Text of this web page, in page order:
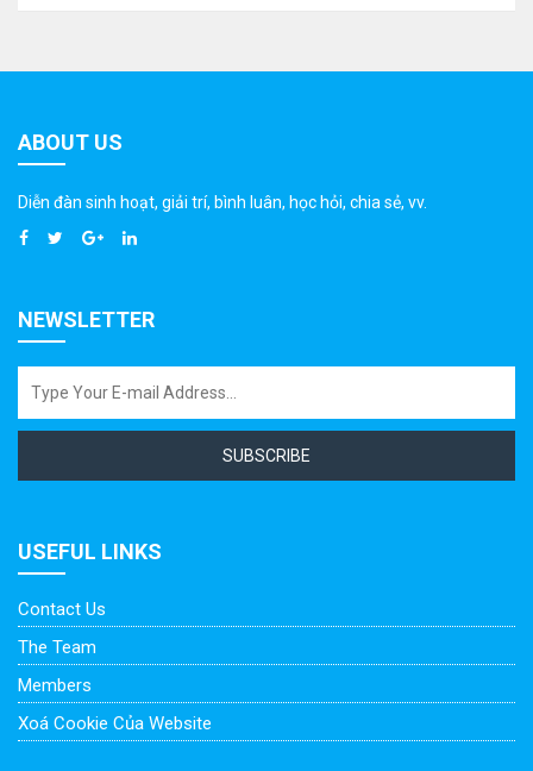
ABOUT US
Diễn đàn sinh hoạt, giải trí, bình luân, học hỏi, chia sẻ, vv.
NEWSLETTER
SUBSCRIBE
USEFUL LINKS
Contact Us
The Team
Members
Xoá Cookie Của Website